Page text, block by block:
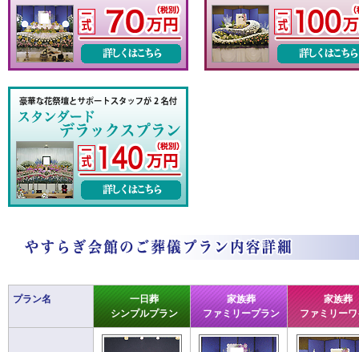
プラン名
一日葬
シンプルプラン
家族葬
ファミリープラン
家族葬
ファミリー